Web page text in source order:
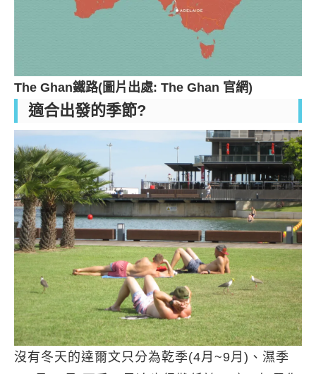
The Ghan鐵路(圖片出處: The Ghan 官網)
適合出發的季節?
沒有冬天的達爾文只分為乾季(4月~9月)、濕季